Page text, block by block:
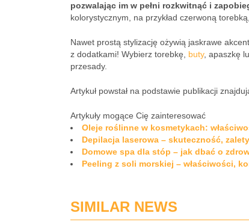
pozwalając im w pełni rozkwitnąć i
kolorystycznym, na przykład czerwoną
Nawet prostą stylizację ożywią jaskrawe
z dodatkami! Wybierz torebkę, buty, apaszkę
przesady.
Artykuł powstał na podstawie publikacji
Artykuły mogące Cię zainteresować
Oleje roślinne w kosmetykach:
Depilacja laserowa – skuteczność,
Domowe spa dla stóp – jak dbać o
Peeling z soli morskiej – właściwości,
SIMILAR NEWS